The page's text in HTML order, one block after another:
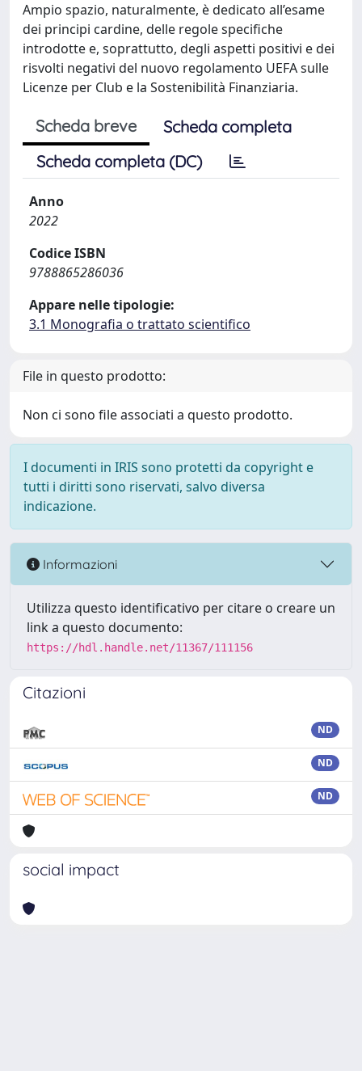
Ampio spazio, naturalmente, è dedicato all’esame
dei principi cardine, delle regole specifiche
introdotte e, soprattutto, degli aspetti positivi e dei
risvolti negativi del nuovo regolamento UEFA sulle
Licenze per Club e la Sostenibilità Finanziaria.
Scheda breve
Scheda completa
Scheda completa (DC)
Anno
2022
Codice ISBN
9788865286036
Appare nelle tipologie:
3.1 Monografia o trattato scientifico
File in questo prodotto:
Non ci sono file associati a questo prodotto.
I documenti in IRIS sono protetti da copyright e
tutti i diritti sono riservati, salvo diversa
indicazione.
Informazioni
Utilizza questo identificativo per citare o creare un
link a questo documento:
https://hdl.handle.net/11367/111156
Citazioni
ND
ND
ND
social impact